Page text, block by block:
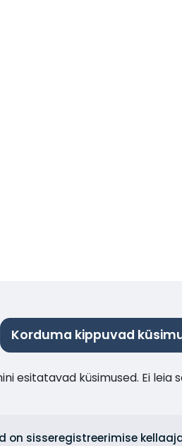
Korduma kippuvad
esitatavad küsimused. Ei
on sisseregistreerimise